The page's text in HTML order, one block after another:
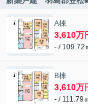
A棟
3,610万
- / 109.72
B棟
3,610万
- / 111.79